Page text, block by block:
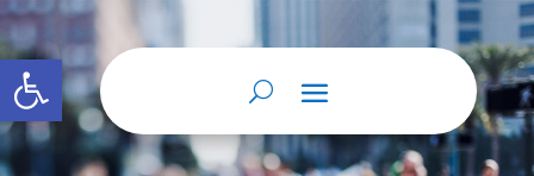
Abrir barra de herramientas